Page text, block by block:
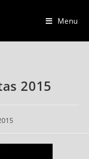
Menu
2015